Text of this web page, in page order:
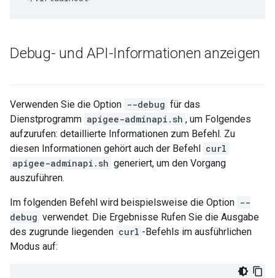
Debug- und API-Informationen anzeigen
Verwenden Sie die Option --debug für das
Dienstprogramm apigee-adminapi.sh , um Folgendes
aufzurufen: detaillierte Informationen zum Befehl. Zu
diesen Informationen gehört auch der Befehl curl
apigee-adminapi.sh generiert, um den Vorgang
auszuführen.
Im folgenden Befehl wird beispielsweise die Option --
debug verwendet. Die Ergebnisse Rufen Sie die Ausgabe
des zugrunde liegenden curl -Befehls im ausführlichen
Modus auf: